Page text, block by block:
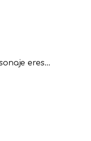
eres…